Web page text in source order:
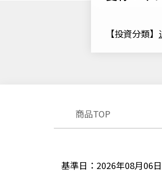
【投資分類】
商品TOP
基準日：2026年08月06日